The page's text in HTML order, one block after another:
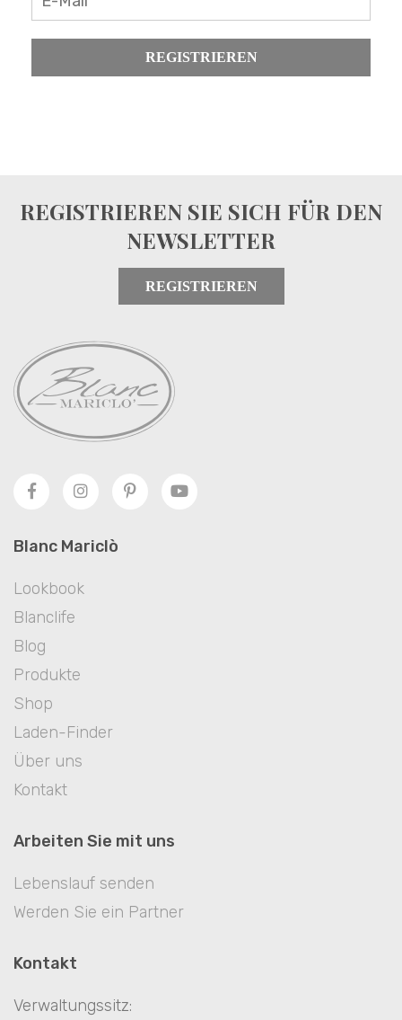
REGISTRIEREN
REGISTRIEREN SIE SICH FÜR DEN
NEWSLETTER
REGISTRIEREN
Blanc Mariclò
Lookbook
Blanclife
Blog
Produkte
Shop
Laden-Finder
Über uns
Kontakt
Arbeiten Sie mit uns
Lebenslauf senden
Werden Sie ein Partner
Kontakt
Verwaltungssitz: